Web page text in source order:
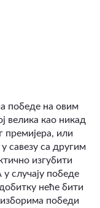
победе на овим
велика као никад
премијера, или
савезу са другим
изгубити
случају победе
неће бити
победи